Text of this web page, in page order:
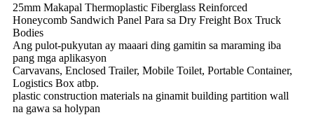
25mm Makapal Thermoplastic Fiberglass Reinforced
Honeycomb Sandwich Panel Para sa Dry Freight Box Truck
Bodies
Ang pulot-pukyutan ay maaari ding gamitin sa maraming iba
pang mga aplikasyon
Carvavans, Enclosed Trailer, Mobile Toilet, Portable Container,
Logistics Box atbp.
plastic construction materials na ginamit building partition wall
na gawa sa holypan